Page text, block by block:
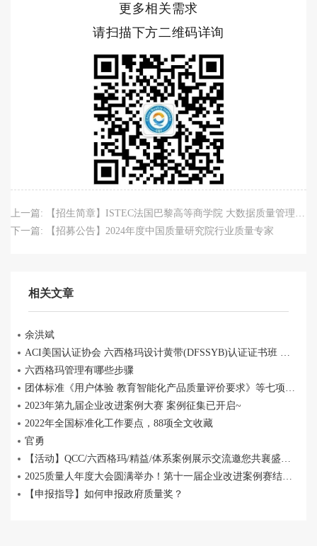
更多相关需求
请扫描下方二维码详询
上一篇:
【招生简章】ISTEC法国巴黎高等商学院 大数据质量管理MBA 招生中
下一篇:
【招募公告】2024年度中国质量研究院行业质量专家
相关文章
余洪斌
ACI美国认证协会 六西格玛设计黄带(DFSSYB)认证证书班 上线
六西格玛管理有哪些步骤
团体标准《用户体验 教育智能化产品质量评价要求》等七项标准立项公示
2023年第九届企业改进案例大赛 案例征集已开启~
2022年全国标准化工作要点，88项全文收藏
官勇
【活动】QCC/六西格玛/精益/体系案例展示交流邀您共襄盛举！
2025质量人年度大会圆满举办！第十一届企业改进案例赛结果揭晓~
【申报指导】如何申报政府质量奖？